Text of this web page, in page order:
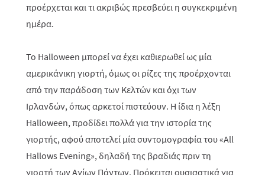
προέρχεται και τι ακριβώς πρεσβεύει η συγκεκριμένη
ημέρα.
Το Halloween μπορεί να έχει καθιερωθεί ως μία
αμερικάνικη γιορτή, όμως οι ρίζες της προέρχονται
από την παράδοση των Κελτών και όχι των
Ιρλανδών, όπως αρκετοί πιστεύουν. Η ίδια η λέξη
Halloween, προδίδει πολλά για την ιστορία της
γιορτής, αφού αποτελεί μία συντομογραφία του «All
Hallows Evening», δηλαδή της βραδιάς πριν τη
γιορτή των Αγίων Πάντων. Πρόκειται ουσιαστικά για